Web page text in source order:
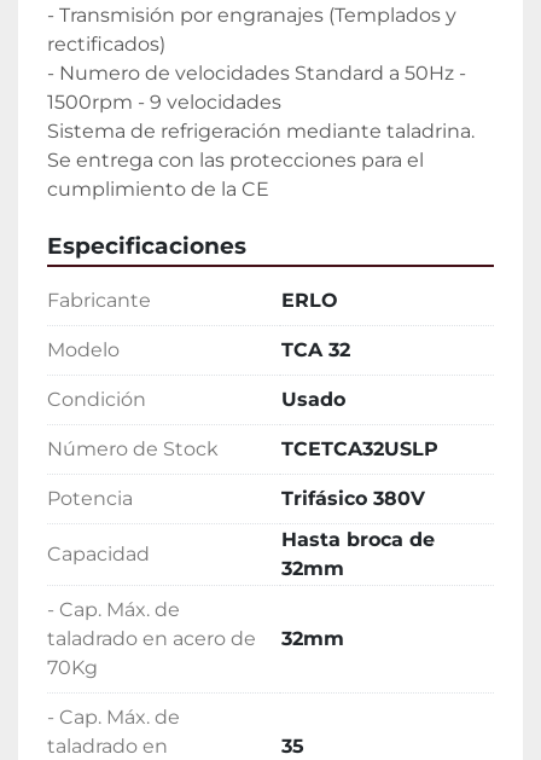
- Transmisión por engranajes (Templados y
rectificados)
- Numero de velocidades Standard a 50Hz -
1500rpm - 9 velocidades
Sistema de refrigeración mediante taladrina.
Se entrega con las protecciones para el
cumplimiento de la CE
Especificaciones
Fabricante ERLO
Modelo TCA 32
Condición Usado
Número de Stock TCETCA32USLP
Potencia Trifásico 380V
Capacidad
Hasta broca de
32mm
- Cap. Máx. de
taladrado en acero de
70Kg
32mm
- Cap. Máx. de
taladrado en
35